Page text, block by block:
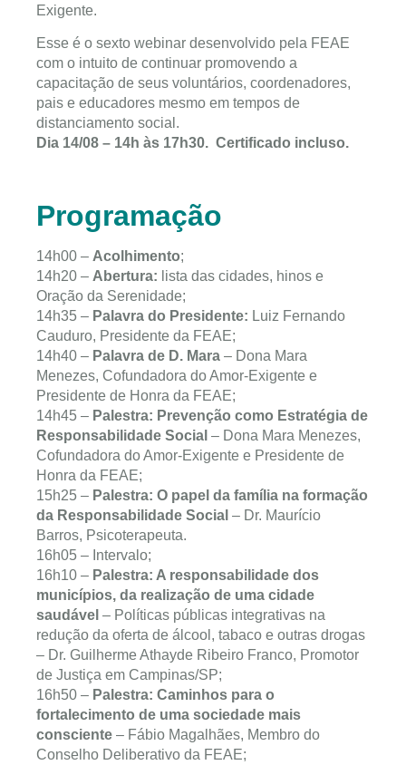
Exigente.
Esse é o sexto webinar desenvolvido pela FEAE
com o intuito de continuar promovendo a
capacitação de seus voluntários, coordenadores,
pais e educadores mesmo em tempos de
distanciamento social.
Dia 14/08 – 14h às 17h30. Certificado incluso.
Programação
14h00 – Acolhimento;
14h20 – Abertura: lista das cidades, hinos e
Oração da Serenidade;
14h35 – Palavra do Presidente: Luiz Fernando
Cauduro, Presidente da FEAE;
14h40 – Palavra de D. Mara – Dona Mara
Menezes, Cofundadora do Amor-Exigente e
Presidente de Honra da FEAE;
14h45 – Palestra: Prevenção como Estratégia de
Responsabilidade Social – Dona Mara Menezes,
Cofundadora do Amor-Exigente e Presidente de
Honra da FEAE;
15h25 – Palestra: O papel da família na formação
da Responsabilidade Social – Dr. Maurício
Barros, Psicoterapeuta.
16h05 – Intervalo;
16h10 – Palestra: A responsabilidade dos
municípios, da realização de uma cidade
saudável – Políticas públicas integrativas na
redução da oferta de álcool, tabaco e outras drogas
– Dr. Guilherme Athayde Ribeiro Franco, Promotor
de Justiça em Campinas/SP;
16h50 – Palestra: Caminhos para o
fortalecimento de uma sociedade mais
consciente – Fábio Magalhães, Membro do
Conselho Deliberativo da FEAE;